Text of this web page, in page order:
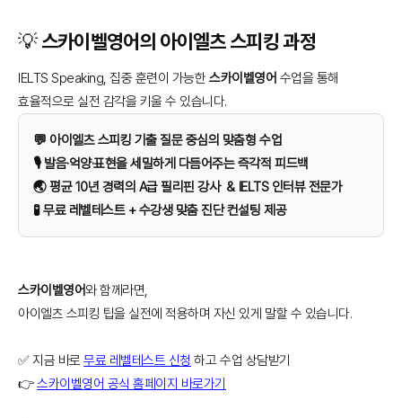
💡 스카이벨영어의 아이엘츠 스피킹 과정
IELTS Speaking, 집중 훈련이 가능한스카이벨영어 수업을 통해
효율적으로 실전 감각을 키울 수 있습니다.
💬 아이엘츠 스피킹 기출 질문 중심의 맞춤형 수업
🎙️ 발음·억양·표현을 세밀하게 다듬어주는 즉각적 피드백
🌏 평균 10년 경력의 A급 필리핀 강사 & IELTS 인터뷰 전문가
🧪 무료 레벨테스트 + 수강생 맞춤 진단 컨설팅 제공
스카이벨영어와 함께라면,
아이엘츠 스피킹 팁을 실전에 적용하며 자신 있게 말할 수 있습니다.
✅ 지금 바로무료 레벨테스트 신청 하고 수업 상담받기
👉스카이벨영어 공식 홈페이지 바로가기